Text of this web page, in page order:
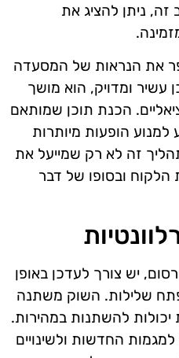
ניתן להציג את
את הנראות של המסעדה
עשיר ומדויק, הוא מושך
הכנת תוכן שמותאם
הופעות מיותרות
זה לא רק שמייעל את
הלקוח ובסופו של דבר
יש צורך לעדכן באופן
שלילות. השוק משתנה
להשתנות במהירות.
החדשות ולשינויים